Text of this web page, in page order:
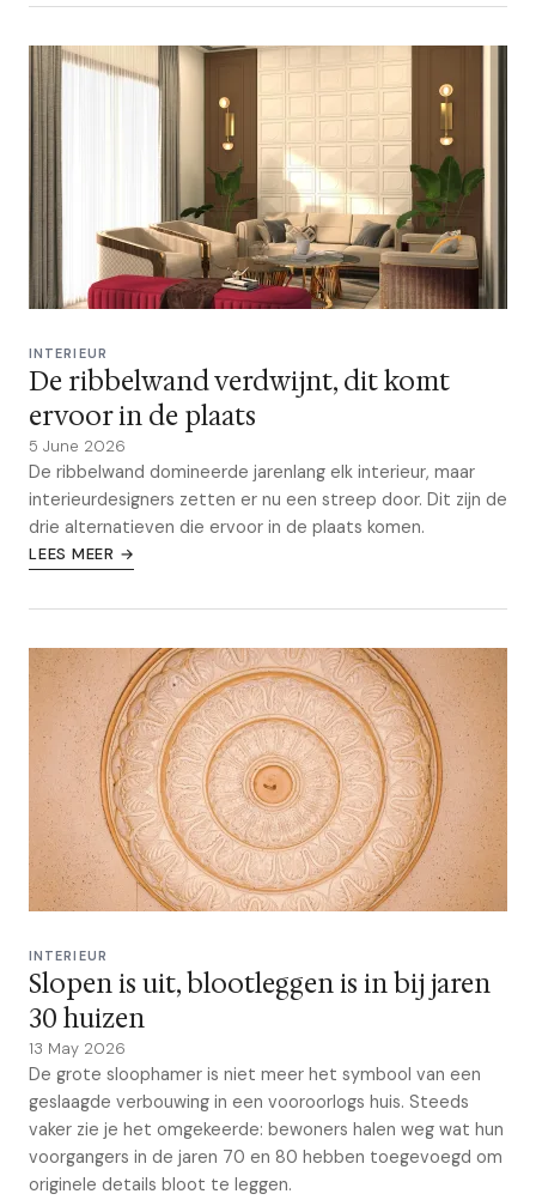
INTERIEUR
De ribbelwand verdwijnt, dit komt
ervoor in de plaats
5 June 2026
De ribbelwand domineerde jarenlang elk interieur, maar
interieurdesigners zetten er nu een streep door. Dit zijn de
drie alternatieven die ervoor in de plaats komen.
LEES MEER →
INTERIEUR
Slopen is uit, blootleggen is in bij jaren
30 huizen
13 May 2026
De grote sloophamer is niet meer het symbool van een
geslaagde verbouwing in een vooroorlogs huis. Steeds
vaker zie je het omgekeerde: bewoners halen weg wat hun
voorgangers in de jaren 70 en 80 hebben toegevoegd om
originele details bloot te leggen.